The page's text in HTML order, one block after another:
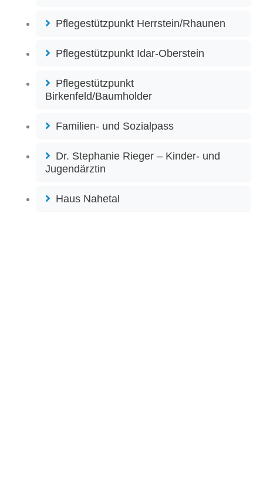
Pflegestützpunkt Herrstein/Rhaunen
Pflegestützpunkt Idar-Oberstein
Pflegestützpunkt
Birkenfeld/Baumholder
Familien- und Sozialpass
Dr. Stephanie Rieger – Kinder- und
Jugendärztin
Haus Nahetal